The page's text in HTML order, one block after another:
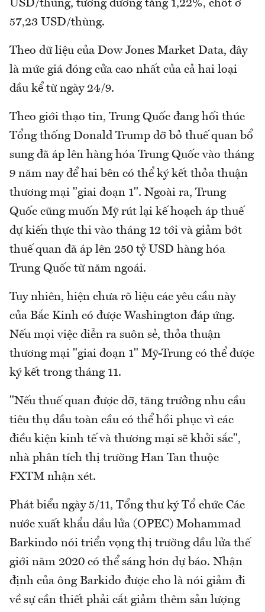
USD/thùng, tương đương tăng 1,22%, chốt ở
57,23 USD/thùng.
Theo dữ liệu của Dow Jones Market Data, đây
là mức giá đóng cửa cao nhất của cả hai loại
dầu kể từ ngày 24/9.
Theo giới thạo tin, Trung Quốc đang hối thúc
Tổng thống Donald Trump dỡ bỏ thuế quan bổ
sung đã áp lên hàng hóa Trung Quốc vào tháng
9 năm nay để hai bên có thể ký kết thỏa thuận
thương mại "giai đoạn 1". Ngoài ra, Trung
Quốc cũng muốn Mỹ rút lại kế hoạch áp thuế
dự kiến thực thi vào tháng 12 tới và giảm bớt
thuế quan đã áp lên 250 tỷ USD hàng hóa
Trung Quốc từ năm ngoái.
Tuy nhiên, hiện chưa rõ liệu các yêu cầu này
của Bắc Kinh có được Washington đáp ứng.
Nếu mọi việc diễn ra suôn sẻ, thỏa thuận
thương mại "giai đoạn 1" Mỹ-Trung có thể được
ký kết trong tháng 11.
"Nếu thuế quan được dỡ, tăng trưởng nhu cầu
tiêu thụ dầu toàn cầu có thể hồi phục vì các
điều kiện kinh tế và thương mại sẽ khởi sắc",
nhà phân tích thị trường Han Tan thuộc
FXTM nhận xét.
Phát biểu ngày 5/11, Tổng thư ký Tổ chức Các
nước xuất khẩu dầu lửa (OPEC) Mohammad
Barkindo nói triển vọng thị trường dầu lửa thế
giới năm 2020 có thể sáng hơn dự báo. Nhận
định của ông Barkido được cho là nói giảm đi
về sự cần thiết phải cắt giảm thêm sản lượng